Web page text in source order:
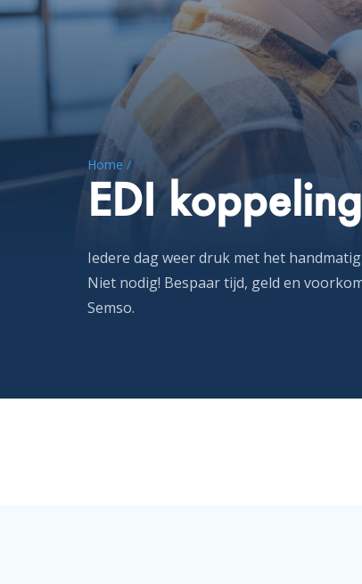
Home /
EDI koppeling
Iedere dag weer druk met het
Niet nodig! Bespaar tijd, geld en
Semso.